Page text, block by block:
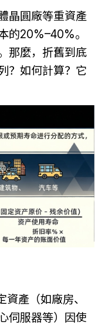
晶圓廠等重資產
的20%–40%。
那麼，折舊到底
？如何計算？它
產（如廠房、
伺服器等）因使